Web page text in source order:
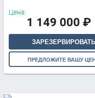
Цена:
1 149 000 ₽
ЗАРЕЗЕРВИРОВАТЬ
ПРЕДЛОЖИТЕ ВАШУ